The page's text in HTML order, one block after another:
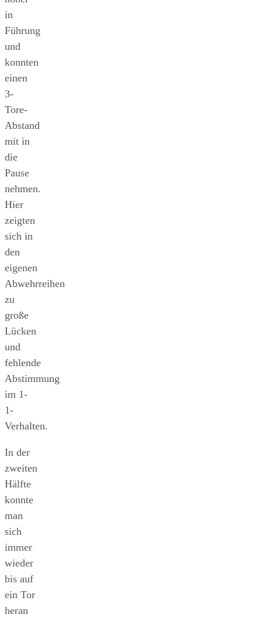
in
Führung
und
konnten
einen
3-
Tore-
Abstand
mit in
die
Pause
nehmen.
Hier
zeigten
sich in
den
eigenen
Abwehrreihen
zu
große
Lücken
und
fehlende
Abstimmung
im 1-
1-
Verhalten.
In der
zweiten
Hälfte
konnte
man
sich
immer
wieder
bis auf
ein Tor
heran